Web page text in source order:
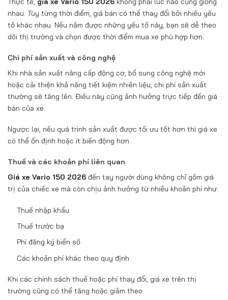
nhau. Tùy từng thời điểm, giá bán có thể thay đổi bởi nhiều yếu
tố khác nhau. Nếu nắm được những yếu tố này, bạn sẽ dễ theo
dõi thị trường và chọn được thời điểm mua xe phù hợp hơn.
Chi phí sản xuất và công nghệ
Khi nhà sản xuất nâng cấp động cơ, bổ sung công nghệ mới
hoặc cải thiện khả năng tiết kiệm nhiên liệu, chi phí sản xuất
thường sẽ tăng lên. Điều này cũng ảnh hưởng trực tiếp đến giá
bán của xe.
Ngược lại, nếu quá trình sản xuất được tối ưu tốt hơn thì giá xe
có thể ổn định hoặc ít biến động hơn.
Thuế và các khoản phí liên quan
Giá xe Vario 150 2026 đến tay người dùng không chỉ gồm giá
trị của chiếc xe mà còn chịu ảnh hưởng từ nhiều khoản phí như:
Thuế nhập khẩu
Thuế trước bạ
Phí đăng ký biển số
Các khoản phí khác theo quy định
Khi các chính sách thuế hoặc phí thay đổi, giá xe trên thị
trường cũng có thể tăng hoặc giảm theo.